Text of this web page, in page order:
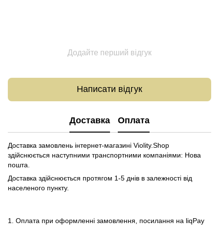
Додайте перший відгук
Написати відгук
Доставка Оплата
Доставка замовлень інтернет-магазині Violity.Shop
здійснюється наступними транспортними компаніями: Нова
пошта.
Доставка здійснюється протягом 1-5 днів в залежності від
населеного пункту.
1. Оплата при оформленні замовлення, посилання на liqPay